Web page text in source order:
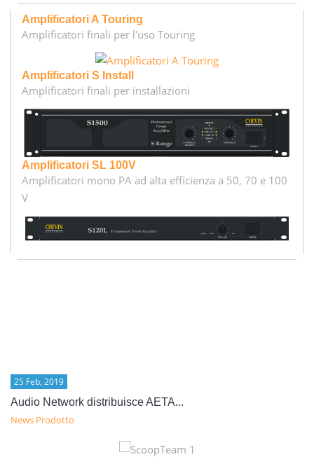
Amplificatori A Touring
Amplificatori finali per l'uso Touring
Amplificatori S Install
Amplificatori finali per installazioni
Amplificatori SL 100V
Amplificatori mono PA ad alta efficienza a 50, 70 e 100
V
25 Feb, 2019
Audio Network distribuisce AETA...
News Prodotto